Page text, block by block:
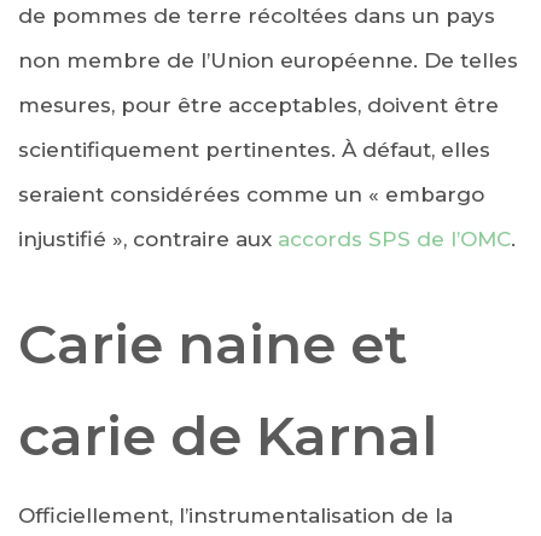
de pommes de terre récoltées dans un pays
non membre de l’Union européenne. De telles
mesures, pour être acceptables, doivent être
scientifiquement pertinentes. À défaut, elles
seraient considérées comme un « embargo
injustifié », contraire aux accords SPS de l’OMC.
Carie naine et
carie de Karnal
Officiellement, l’instrumentalisation de la